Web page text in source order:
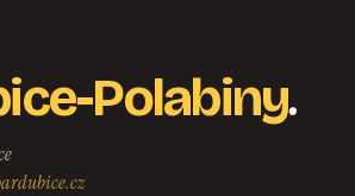
Polabiny.